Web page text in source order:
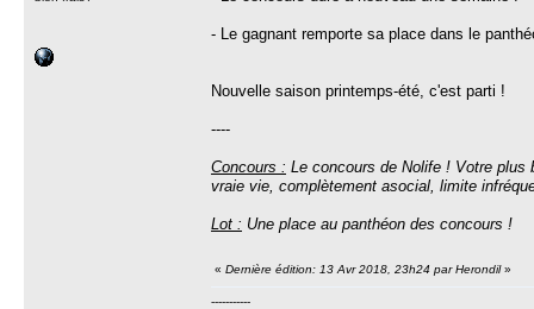
- Le gagnant remporte sa place dans le
Nouvelle saison printemps-été, c'est parti !
----
Concours : Le concours de Nolife ! Votre plus
vraie vie, complètement asocial, limite
Lot : Une place au panthéon des concours !
« Dernière édition: 13 Avr 2018, 23h24 par Herondil»
-----------